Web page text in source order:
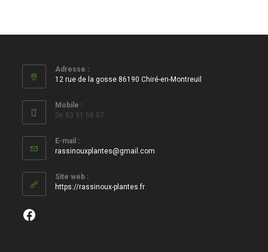
Adresse :
12 rue de la gosse 86190 Chiré-en-Montreuil
Mobile :
06 83 31 58 07
E-mail :
rassinouxplantes@gmail.com
Site web :
https://rassinoux-plantes.fr
Facebook